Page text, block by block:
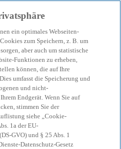
ein optimales Webseiten-
zum Speichern, z. B. um
aber auch um statistische
Funktionen zu erheben,
können, die auf Ihre
umfasst die Speicherung und
und nicht-
Endgerät. Wenn Sie auf
stimmen Sie der
siehe „Cookie-
1a der EU-
GVO) und § 25 Abs. 1
Datenschutz-Gesetz